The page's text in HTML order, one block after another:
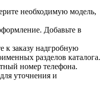
необходимую модель,
Добавьте в
к заказу надгробную
разделов каталога.
номер телефона.
уточнения и